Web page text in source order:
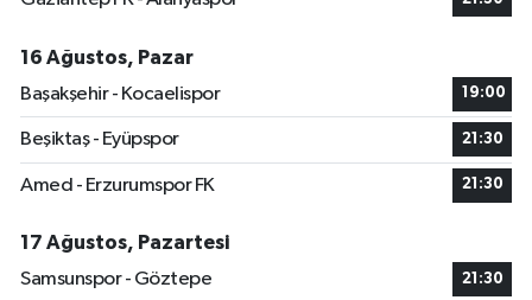
16 Ağustos, Pazar
Başakşehir - Kocaelispor
19:00
Beşiktaş - Eyüpspor 21:30
Amed - Erzurumspor FK 21:30
17 Ağustos, Pazartesi
Samsunspor - Göztepe
21:30